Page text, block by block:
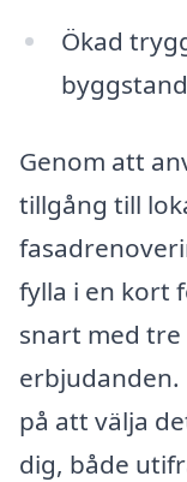
Ökad
Genom att
tillgång till
fylla i en kort
snart med
erbjudanden.
på att välja
dig, både